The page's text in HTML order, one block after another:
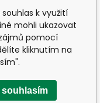
k využití
mohli ukazovat
pomocí
kliknutím na
souhlasím